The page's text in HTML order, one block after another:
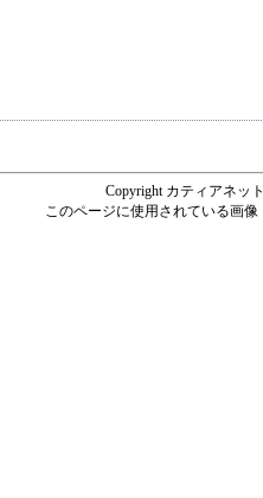
Copyright カティアネッ
このページに使用されている画